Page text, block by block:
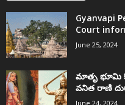
Gyanvapi
Court
June 25, 2024
మాతృ భూమి
వనిత రాణి
June 24, 2024